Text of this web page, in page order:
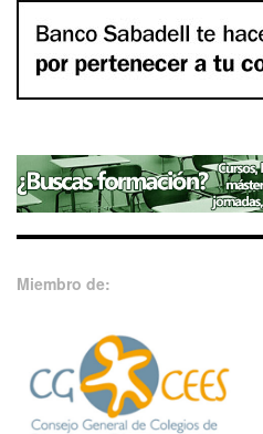
Miembro de: